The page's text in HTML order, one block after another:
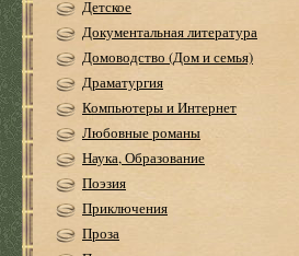
Детское
Документальная литература
Домоводство (Дом и семья)
Драматургия
Компьютеры и Интернет
Любовные романы
Наука, Образование
Поэзия
Приключения
Проза